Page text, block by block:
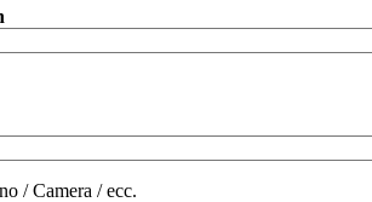
/ Camera / ecc.